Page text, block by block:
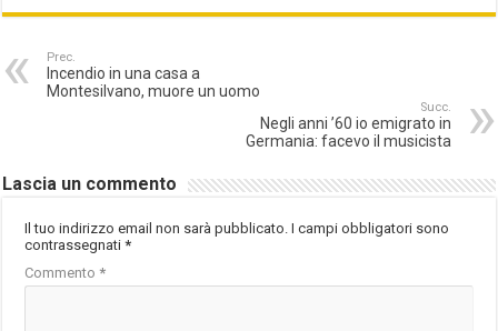
Prec.
Incendio in una casa a
Montesilvano, muore un uomo
Succ.
Negli anni ’60 io emigrato in
Germania: facevo il musicista
Lascia un commento
Il tuo indirizzo email non sarà pubblicato. I campi obbligatori sono
contrassegnati*
Commento*